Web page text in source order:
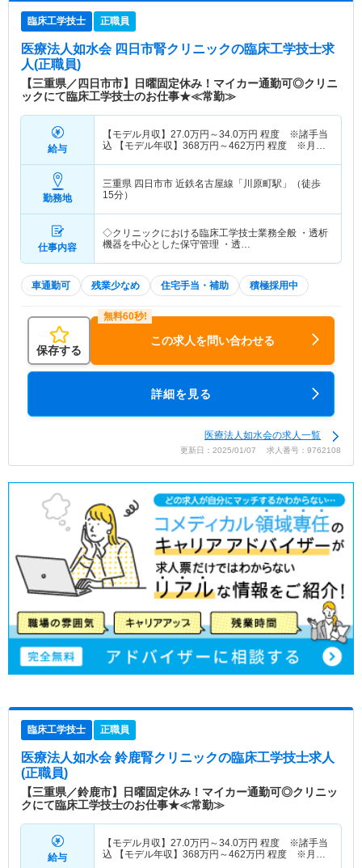
臨床工学技士 正職員
医療法人如水会 四日市腎クリニックの臨床工学技士求
人(正職員)
【三重県／四日市市】日曜固定休み！マイカー通勤可◎クリニ
ックにて臨床工学技士のお仕事★≪常勤≫
給与
【モデル月収】 27.0万円～34.0万円 程度 ※諸手当
込 【モデル年収】 368万円～462万円 程度 ※月収
勤務地
三重県 四日市市 近鉄名古屋線「川原町駅」（徒歩
15分）
仕事内容
◇クリニックにおける臨床工学技士業務全般 ・透析
機器を中心とした保守管理 ・透…
車通勤可 残業少なめ 住宅手当・補助 積極採用中
保存する
この求人を問い合わせる
詳細を見る
医療法人如水会の求人一覧
更新日：2025/01/07 求人番号：9762108
臨床工学技士 正職員
医療法人如水会 鈴鹿腎クリニックの臨床工学技士求人
(正職員)
【三重県／鈴鹿市】日曜固定休み！マイカー通勤可◎クリニッ
クにて臨床工学技士のお仕事★≪常勤≫
給与
【モデル月収】 27.0万円～34.0万円 程度 ※諸手当
込 【モデル年収】 368万円～462万円 程度 ※月収